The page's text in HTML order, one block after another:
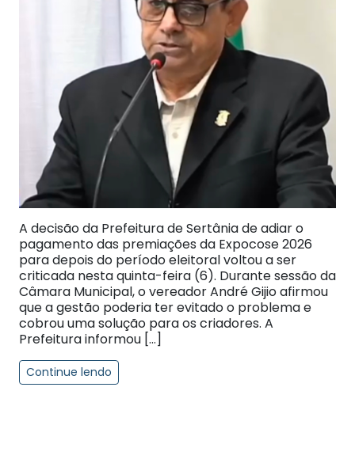
A decisão da Prefeitura de Sertânia de adiar o
pagamento das premiações da Expocose 2026
para depois do período eleitoral voltou a ser
criticada nesta quinta-feira (6). Durante sessão da
Câmara Municipal, o vereador André Gijio afirmou
que a gestão poderia ter evitado o problema e
cobrou uma solução para os criadores. A
Prefeitura informou […]
Continue lendo